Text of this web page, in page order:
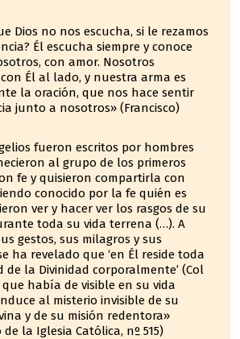
Dios no nos escucha, si le rezamos
Él escucha siempre y conoce
con amor. Nosotros
Él al lado, y nuestra arma es
la oración, que nos hace sentir
junto a nosotros» (Francisco)
fueron escritos por hombres
al grupo de los primeros
fe y quisieron compartirla con
conocido por la fe quién es
ver y hacer ver los rasgos de su
toda su vida terrena (…). A
gestos, sus milagros y sus
ha revelado que ‘en Él reside toda
la Divinidad corporalmente’ (Col
que había de visible en su vida
al misterio invisible de su
y de su misión redentora»
de la Iglesia Católica, nº 515)